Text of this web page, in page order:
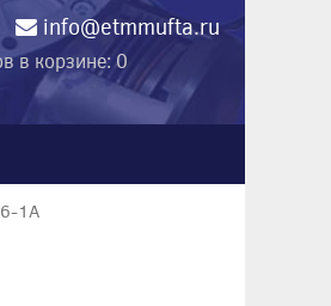
info@etmmufta.ru
в корзине: 0
1А